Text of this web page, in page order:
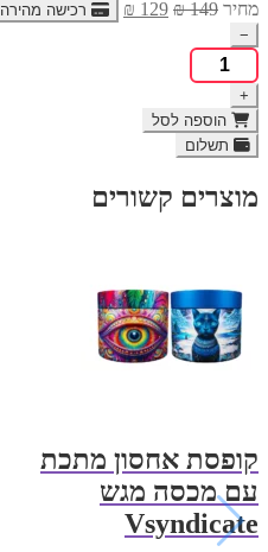
מחיר
₪149
המחיר
₪ 129
המחיר
הנוכחי
רכישה מהירה
−
כמות
של
מגש
גלגול
קטן
עץ
+
הוספה לסל
תשלום
מוצרים קשורים
קופסת אחסון מתכת
עם מכסה מגש
Vsyndicate